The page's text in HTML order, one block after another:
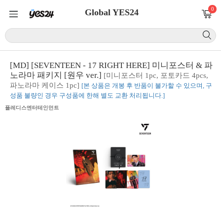
Global YES24 0
[MD] [SEVENTEEN - 17 RIGHT HERE] 미니포스터 & 파
노라마 패키지 [원우 ver.] [미니포스터 1pc, 포토카드 4pcs,
파노라마 케이스 1pc] [본 상품은 개봉 후 반품이 불가할 수 있으며, 구
성품 불량인 경우 구성품에 한해 별도 교환 처리됩니다.]
플레디스엔터테인먼트